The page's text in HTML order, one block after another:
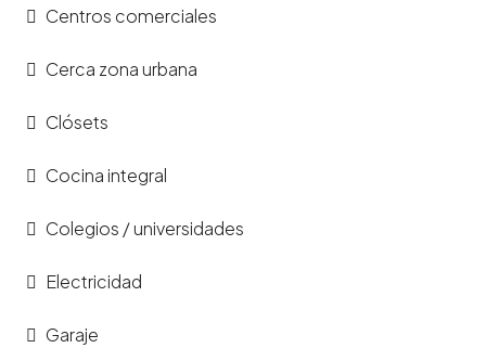
Centros comerciales
Cerca zona urbana
Clósets
Cocina integral
Colegios / universidades
Electricidad
Garaje